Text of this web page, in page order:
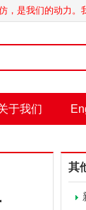
，是我们的动力。
于我们
其